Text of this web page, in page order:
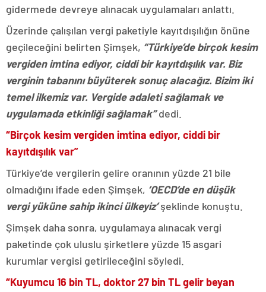
gidermede devreye alınacak uygulamaları anlattı.
Üzerinde çalışılan vergi paketiyle kayıtdışılığın önüne
geçileceğini belirten Şimşek, “Türkiye’de birçok kesim
vergiden imtina ediyor, ciddi bir kayıtdışılık var. Biz
verginin tabanını büyüterek sonuç alacağız. Bizim iki
temel ilkemiz var. Vergide adaleti sağlamak ve
uygulamada etkinliği sağlamak”dedi.
“Birçok kesim vergiden imtina ediyor, ciddi bir
kayıtdışılık var”
Türkiye’de vergilerin gelire oranının yüzde 21 bile
olmadığını ifade eden Şimşek, ‘OECD’de en düşük
vergi yüküne sahip ikinci ülkeyiz’şeklinde konuştu.
Şimşek daha sonra, uygulamaya alınacak vergi
paketinde çok uluslu şirketlere yüzde 15 asgari
kurumlar vergisi getirileceğini söyledi.
“Kuyumcu 16 bin TL, doktor 27 bin TL gelir beyan